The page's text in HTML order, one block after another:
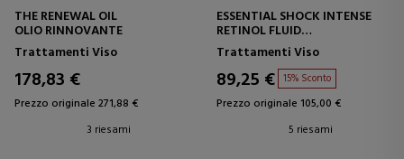
THE RENEWAL OIL
OLIO RINNOVANTE
Trattamenti Viso
178,83 €
Prezzo originale 271,88 €
3 riesami
ESSENTIAL SHOCK INTENSE
RETINOL FLUID
TRATTAMENTO FLUIDO
IDRATANTE
Trattamenti Viso
89,25 € 15% Sconto
Prezzo originale 105,00 €
5 riesami